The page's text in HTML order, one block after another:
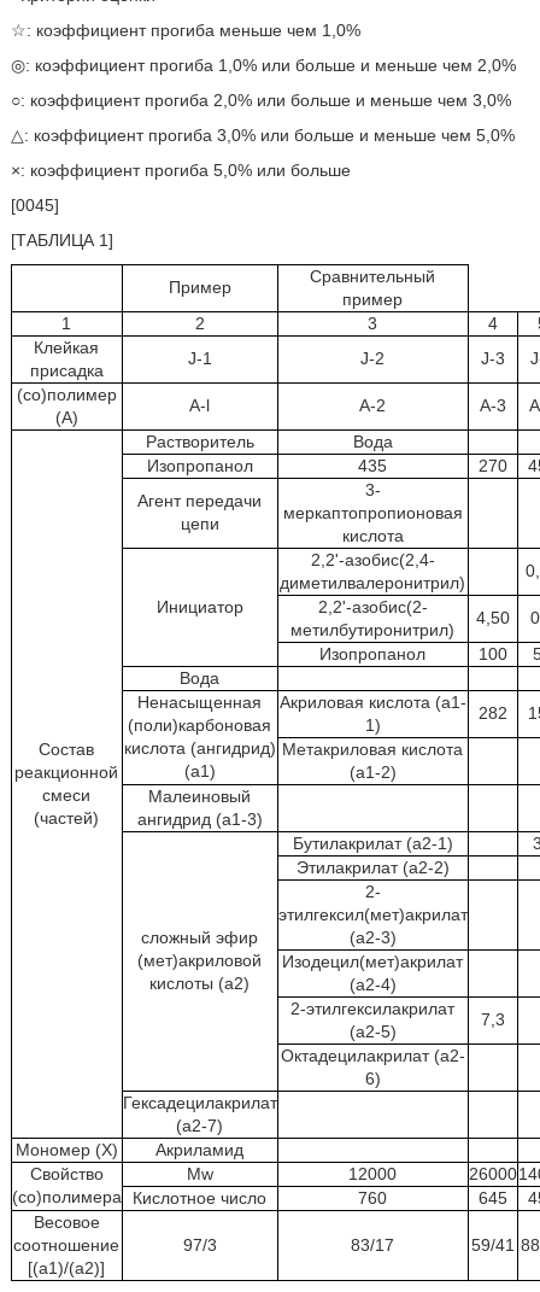
☆: коэффициент прогиба меньше чем 1,0%
◎: коэффициент прогиба 1,0% или больше и меньше чем 2,0%
○: коэффициент прогиба 2,0% или больше и меньше чем 3,0%
△: коэффициент прогиба 3,0% или больше и меньше чем 5,0%
×: коэффициент прогиба 5,0% или больше
[0045]
[ТАБЛИЦА 1]
Пример
Сравнительный
пример
1
2 3 4
Клейкая
присадка
J-1 J-2 J-3
(со)полимер
(A)
A-l A-2 A-3
Состав
реакционной
смеси
(частей)
Растворитель
Вода
Изопропанол
435 270
Агент передачи
цепи
3-
меркаптопропионовая
кислота
Инициатор
2,2'-азобис(2,4-
диметилвалеронитрил)
2,2'-азобис(2-
метилбутиронитрил)
4,50
Изопропанол
100
Вода
Ненасыщенная
(поли)карбоновая
кислота (ангидрид)
(a1)
Акриловая кислота (а1-
1)
282
Метакриловая кислота
(a1-2)
Малеиновый
ангидрид (a1-3)
сложный эфир
(мет)акриловой
кислоты (a2)
Бутилакрилат (a2-1)
Этилакрилат (a2-2)
2-
этилгексил(мет)акрилат
(a2-3)
Изодецил(мет)акрилат
(a2-4)
2-этилгексилакрилат
(a2-5)
7,3
Октадецилакрилат (a2-
6)
Гексадецилакрилат
(a2-7)
Мономер (X)
Акриламид
Свойство
(со)полимера
Mw 12000 26000
Кислотное число
760 645
Весовое
соотношение
[(a1)/(a2)]
97/3 83/17 59/41